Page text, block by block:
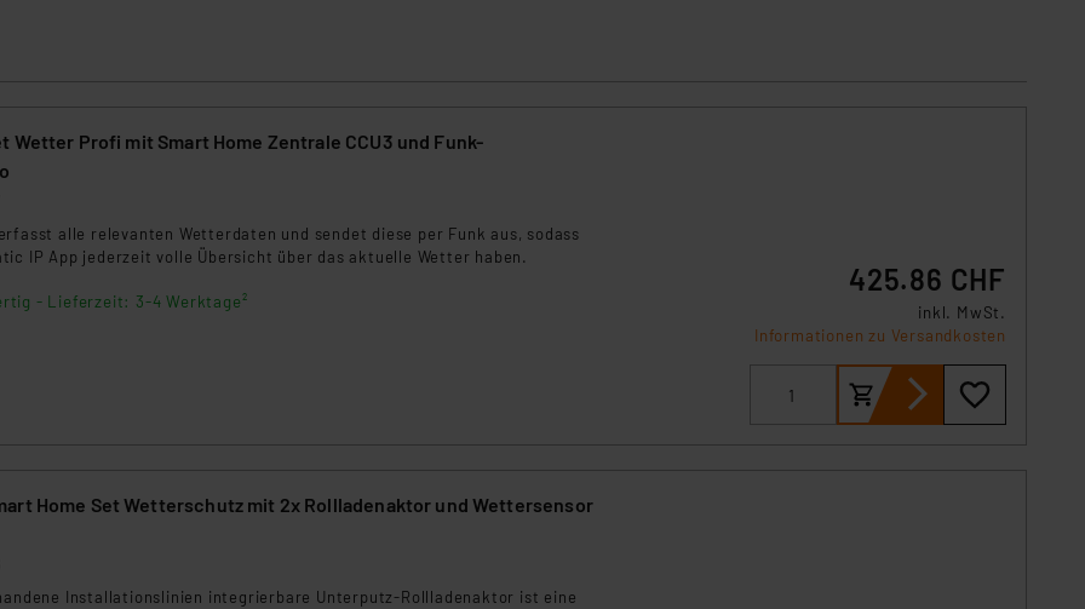
verarbeiten, ohne dass hiergegen Klagemöglichkeiten für Europäer bestehen.
Wetter Profi mit Smart Home Zentrale CCU3 und Funk-
alle relevanten Wetterdaten und sendet diese per Funk aus, sodass
IP App jederzeit volle Übersicht über das aktuelle Wetter haben.
- Lieferzeit: 3-4 Werktage²
425.86 CHF
inkl. MwSt.
Informationen zu Versandkosten
Home Set Wetterschutz mit 2x Rollladenaktor und Wettersensor
Installationslinien integrierbare Unterputz-Rollladenaktor ist eine